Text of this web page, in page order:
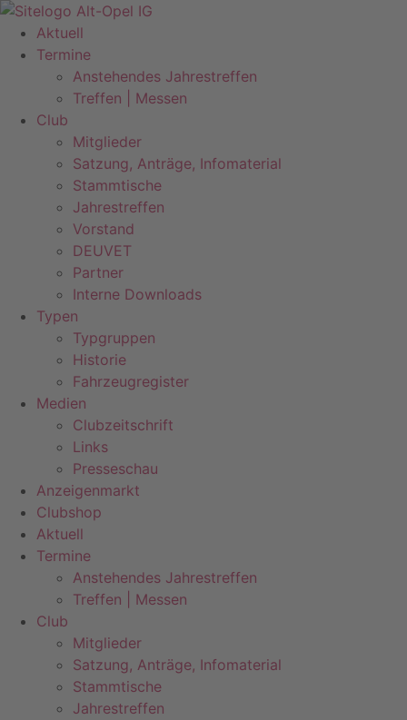
Zum
Inhalt
springen
Aktuell
Termine
Anstehendes Jahrestreffen
Treffen | Messen
Club
Mitglieder
Satzung, Anträge, Infomaterial
Stammtische
Jahrestreffen
Vorstand
DEUVET
Partner
Interne Downloads
Typen
Typgruppen
Historie
Fahrzeugregister
Medien
Clubzeitschrift
Links
Presseschau
Anzeigenmarkt
Clubshop
Aktuell
Termine
Anstehendes Jahrestreffen
Treffen | Messen
Club
Mitglieder
Satzung, Anträge, Infomaterial
Stammtische
Jahrestreffen